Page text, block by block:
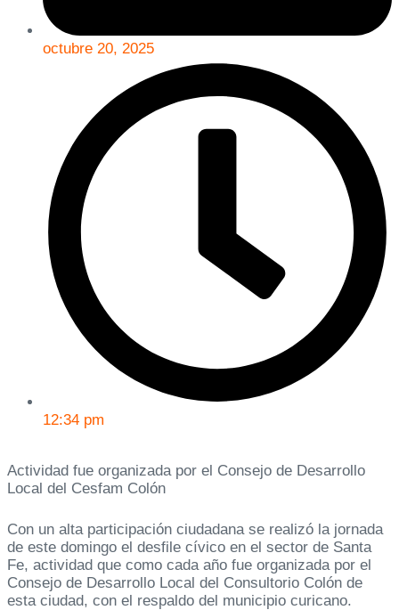
octubre 20, 2025
12:34 pm
Actividad fue organizada por el Consejo de Desarrollo
Local del Cesfam Colón
Con un alta participación ciudadana se realizó la jornada
de este domingo el desfile cívico en el sector de Santa
Fe, actividad que como cada año fue organizada por el
Consejo de Desarrollo Local del Consultorio Colón de
esta ciudad, con el respaldo del municipio curicano.